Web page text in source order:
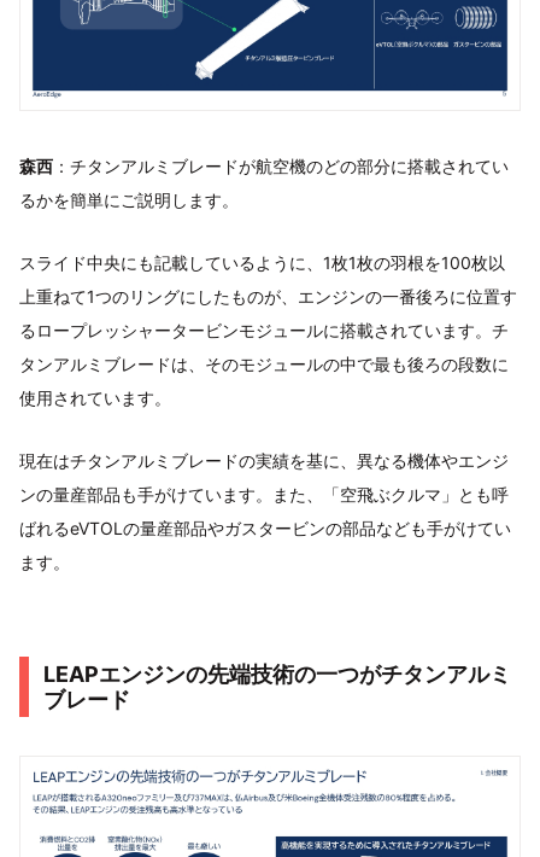
森西 ：チタンアルミブレードが航空機のどの部分に搭載されてい
るかを簡単にご説明します。
スライド中央にも記載しているように、1枚1枚の羽根を100枚以
上重ねて1つのリングにしたものが、エンジンの一番後ろに位置す
るロープレッシャータービンモジュールに搭載されています。チ
タンアルミブレードは、そのモジュールの中で最も後ろの段数に
使用されています。
現在はチタンアルミブレードの実績を基に、異なる機体やエンジ
ンの量産部品も手がけています。また、「空飛ぶクルマ」とも呼
ばれるeVTOLの量産部品やガスタービンの部品なども手がけてい
ます。
LEAPエンジンの先端技術の一つがチタンアルミ
ブレード